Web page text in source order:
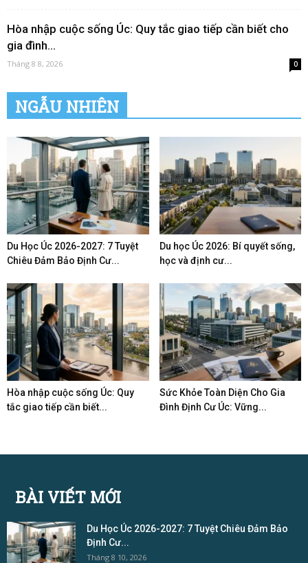
Hòa nhập cuộc sống Úc: Quy tắc giao tiếp cần biết cho
gia đình...
Tháng 8 8, 2026 0
NGẪU NHIÊN
Du Học Úc 2026-2027: 7 Tuyệt
Chiêu Đảm Bảo Định Cư...
Du học Úc 2026: Bí quyết sống,
học và định cư...
Hòa nhập cuộc sống Úc: Quy
tắc giao tiếp cần biết...
Sức Khỏe Toàn Diện Cho Gia
Đình Định Cư Úc: Vững...
BÀI VIẾT MỚI
Du Học Úc 2026-2027: 7 Tuyệt Chiêu Đảm Bảo
Định Cư...
Tháng 8 10, 2026